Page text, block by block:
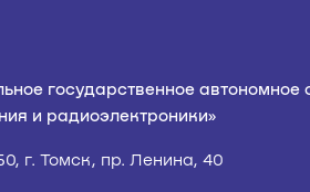
государственное автономное
и радиоэлектроники»
г. Томск, пр. Ленина, 40